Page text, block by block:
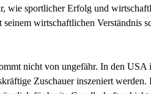
wie sportlicher Erfolg und
wirtschaftlichen Verständnis
nicht von ungefähr. In den USA
Zuschauer inszeniert